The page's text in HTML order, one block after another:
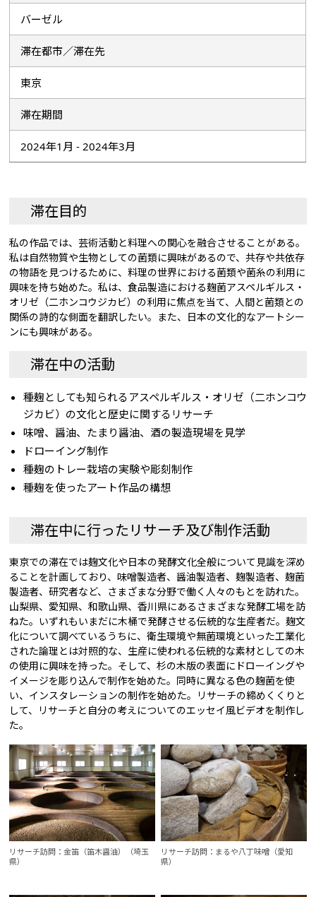
バーゼル
滞在都市／滞在先
東京
滞在期間
2024年1月 - 2024年3月
滞在目的
私の作品では、芸術活動と料理への関心を融合させることがある。
私は自然物質や生物としての菌類に興味があるので、共存や共依存
の物語を見つけるために、料理の世界における菌類や菌糸の利用に
興味を持ち始めた。私は、食品製造における麹菌アスペルギルス・
オリゼ（二ホンコウジカビ）の利用に焦点を当て、人間と菌類との
関係の詩的な側面を翻訳したい。また、日本の文化的なアートシー
ンにも興味がある。
滞在中の活動
種麹としても知られるアスペルギルス・オリゼ（二ホンコウ
ジカビ）の文化と歴史に関するリサーチ
味噌、醤油、たまり醤油、酒の製造現場を見学
ドローイング制作
種麹のトレー栽培の実験や彫刻制作
種麹を使ったアート作品の構想
滞在中に行ったリサーチ及び制作活動
東京での滞在では麹文化や日本の発酵文化全般について見識を深め
ることを計画しており、味噌製造者、醤油製造者、麹製造者、麹菌
製造者、研究者など、さまざまな分野で働く人々のもとを訪れた。
山梨県、愛知県、和歌山県、香川県にあるさまざまな発酵工場を訪
ねた。いずれもいまだに木桶で発酵させる伝統的な生産者だ。麹文
化について調べているうちに、衛生環境や無菌環境といった工業化
された論理とは対照的な、生産に使われる伝統的な素材としての木
の使用に興味を持った。そして、杉の木版の表面にドローイングや
イメージを彫り込んで制作を始めた。同時に異なる色の麹菌を使
い、インスタレーションの制作を始めた。リサーチの締めくくりと
して、リサーチと自分の考えについてのエッセイ風ビデオを制作し
た。
リサーチ訪問：金笛（笛木醤油）（埼玉
県）
リサーチ訪問：まるや八丁味噌（愛知
県）